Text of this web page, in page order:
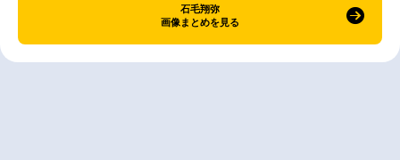
石毛翔弥
画像まとめを見る